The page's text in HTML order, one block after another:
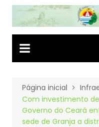
Página inicial
Com investimento
Governo do Ceará
sede de Granja a